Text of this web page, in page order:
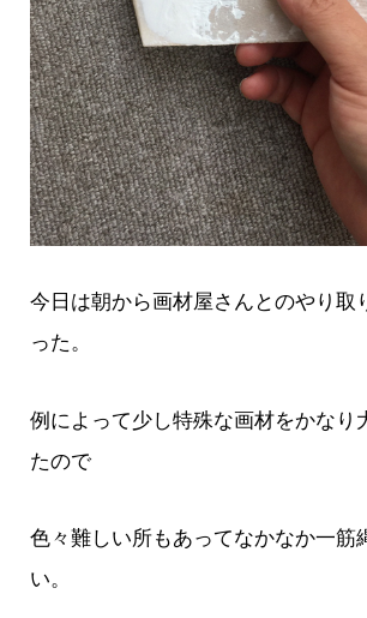
今日は朝から画材屋さんとのやり取
った。
例によって少し特殊な画材をかなり
たので
色々難しい所もあってなかなか一筋
い。